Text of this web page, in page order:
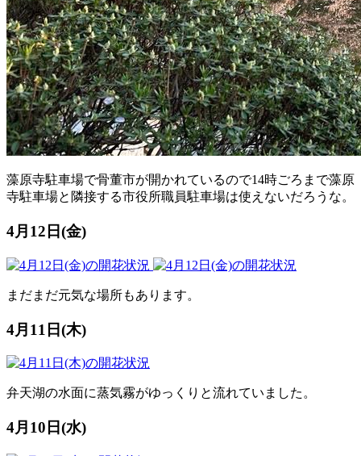
藻原寺駐車場で骨董市が開かれているので14時ごろまで藻原
寺駐車場と隣接する市役所職員駐車場は使えないだろうな。
4月12日(金)
まだまだ元気な場所もあります。
4月11日(木)
弁天湖の水面に蒸気霧がゆっくりと流れていました。
4月10日(水)